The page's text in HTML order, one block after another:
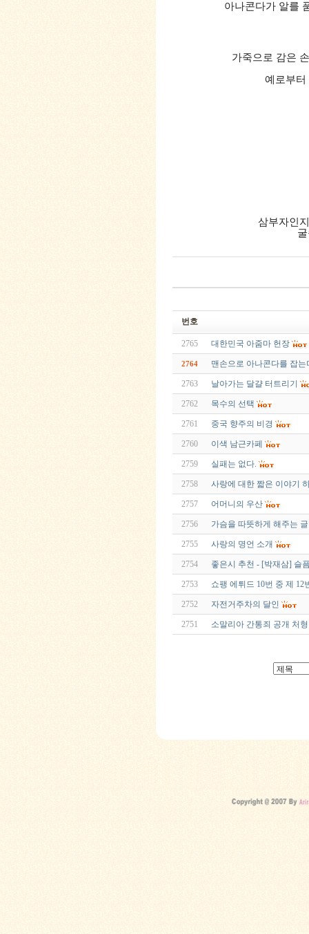
아나콘다가 알를
가죽으로 감은
예로부터
삼부자인
번호
2765 대한민국 아줌마 헌장
2764 맨손으로 아나콘다를 잡는
2763 날아가는 달걀 터트리기
2762 목수의 선택
2761 중국 향주의 비경
2760 이색 남근카페
2759 실패는 없다.
2758 사랑에 대한 짧은 이야기
2757 어머니의 우산
2756 가슴을 따뜻하게 해주는 글
2755 사랑의 명언 소개
2754 좋은시 추천 - [박재삼] 슬
2753 쇼팽 에튀드 10번 중 제 12
2752 자전거주차의 달인
2751 소말리아 간통죄 공개 처